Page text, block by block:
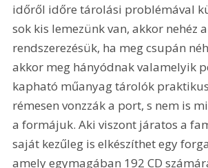
időről időre tárolási problémával
sok kis lemezünk van, akkor nehéz a
rendszerezésük, ha meg csupán
akkor meg hányódnak valamelyik
kapható műanyag tárolók
rémesen vonzzák a port, s nem is
a formájuk. Aki viszont járatos a
saját kezűleg is elkészíthet egy
amely egymagában 192 CD